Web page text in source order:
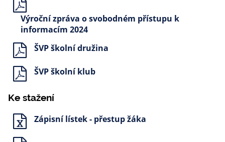
Výroční zpráva o svobodném přístupu k
informacím 2024
ŠVP školní družina
ŠVP školní klub
Ke stažení
Zápisní lístek - přestup žáka